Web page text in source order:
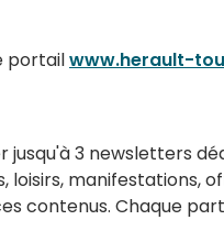
portailwww.herault-
3 newsletters
manifestations,
contenus. Chaque